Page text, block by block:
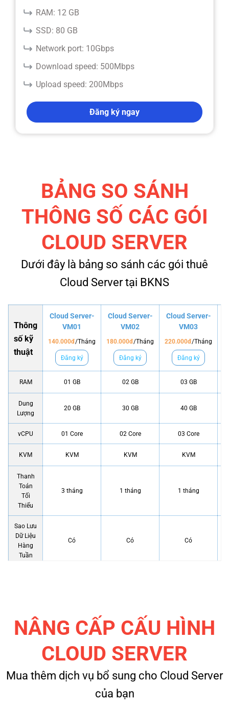
RAM: 12 GB
SSD: 80 GB
Network port: 10Gbps
Download speed: 500Mbps
Upload speed: 200Mbps
Đăng ký ngay
BẢNG SO SÁNH
THÔNG SỐ CÁC GÓI
CLOUD SERVER
Dưới đây là bảng so sánh các gói thuê
Cloud Server tại BKNS
Thông
số kỹ
thuật
Cloud Server-
VM01
140.000đ/Tháng
Đăng ký
Cloud Server-
VM02
180.000đ/Tháng
Đăng ký
Cloud Server-
VM03
220.000đ/Tháng
Đăng ký
RAM 01 GB 02 GB 03 GB
Dung
Lượng
20 GB 30 GB 40 GB
vCPU 01 Core 02 Core 03 Core
KVM KVM KVM KVM
Thanh
Toán
Tối
Thiểu
3 tháng 1 tháng 1 tháng
Sao Lưu
Dữ Liệu
Hàng
Tuần
Có Có Có
Hỗ trợ
Miễn
Không Có Có
NÂNG CẤP CẤU HÌNH
CLOUD SERVER
Mua thêm dịch vụ bổ sung cho Cloud Server
của bạn